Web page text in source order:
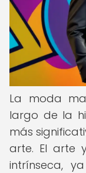
La moda
largo de la
más
arte. El arte
intrínseca,